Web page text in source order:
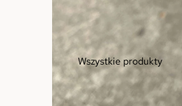
Wszystkie produkty